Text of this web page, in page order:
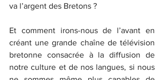
va l’argent des Bretons ?
Et comment irons-nous de l’avant en
créant une grande chaîne de télévision
bretonne consacrée à la diffusion de
notre culture et de nos langues, si nous